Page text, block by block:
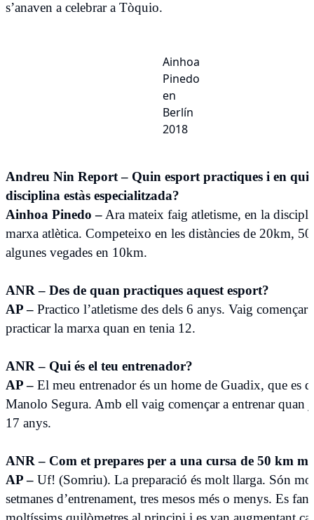
s’anaven a celebrar a Tòquio.
Ainhoa
Pinedo
en
Berlín
2018
Andreu Nin Report – Quin esport practiques i en
disciplina estàs especialitzada?
Ainhoa Pinedo – Ara mateix faig atletisme, en la
marxa atlètica. Competeixo en les distàncies de 20km,
algunes vegades en 10km.
ANR – Des de quan practiques aquest esport?
AP – Practico l’atletisme des dels 6 anys. Vaig començar
practicar la marxa quan en tenia 12.
ANR – Qui és el teu entrenador?
AP – El meu entrenador és un home de Guadix, que es
Manolo Segura. Amb ell vaig començar a entrenar quan
17 anys.
ANR – Com et prepares per a una cursa de 50 km
AP – Uf! (Somriu). La preparació és molt llarga. Són
setmanes d’entrenament, tres mesos més o menys. Es fan